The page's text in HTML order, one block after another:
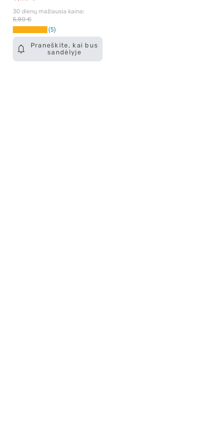
Praneškite, kai bus
sandėlyje
30 dienų mažiausia kaina:
5,80 €
5